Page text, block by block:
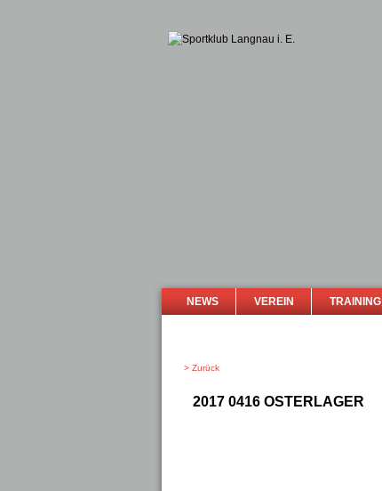
NEWS VEREIN TRAINING
> Zurück
2017 0416 OSTERLAGER